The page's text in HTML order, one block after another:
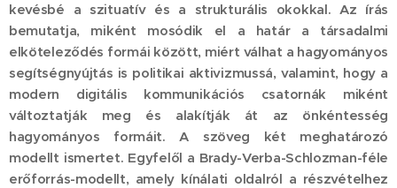
kevésbé a szituatív és a strukturális okokkal. Az írás
bemutatja, miként mosódik el a határ a társadalmi
elköteleződés formái között, miért válhat a hagyományos
segítségnyújtás is politikai aktivizmussá, valamint, hogy a
modern digitális kommunikációs csatornák miként
változtatják meg és alakítják át az önkéntesség
hagyományos formáit. A szöveg két meghatározó
modellt ismertet. Egyfelől a Brady-Verba-Schlozman-féle
erőforrás-modellt, amely kínálati oldalról a részvételhez